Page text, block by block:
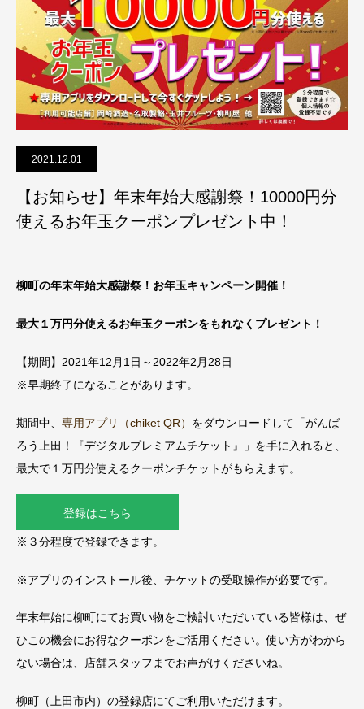
2021.12.01
【お知らせ】年末年始大感謝祭！10000円分
使えるお年玉クーポンプレゼント中！
柳町の年末年始大感謝祭！お年玉キャンペーン開催！
最大１万円分使えるお年玉クーポンをもれなくプレゼント！
【期間】2021年12月1日～2022年2月28日
※早期終了になることがあります。
期間中、 専用アプリ（chiket QR） をダウンロードして「がんば
ろう上田！『デジタルプレミアムチケット』」を手に入れると、
最大で１万円分使えるクーポンチケットがもらえます。
登録はこちら
※３分程度で登録できます。
※アプリのインストール後、チケットの受取操作が必要です。
年末年始に柳町にてお買い物をご検討いただいている皆様は、ぜ
ひこの機会にお得なクーポンをご活用ください。使い方がわから
ない場合は、店舗スタッフまでお声がけくださいね。
柳町（上田市内）の登録店にてご利用いただけます。